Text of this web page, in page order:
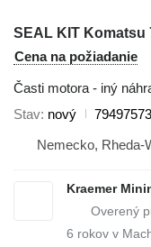
SEAL KIT Komatsu
Cena na požiadanie
Časti motora - iný
Stav nový
79497573
Nemecko, Rheda-
Kraemer
6 rokov v